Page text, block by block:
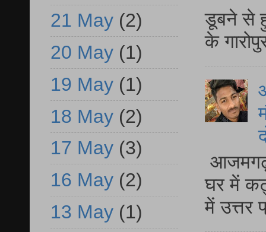
डूबने से
के
घर में
में
21 May (2)
20 May (1)
19 May (1)
18 May (2)
17 May (3)
16 May (2)
13 May (1)